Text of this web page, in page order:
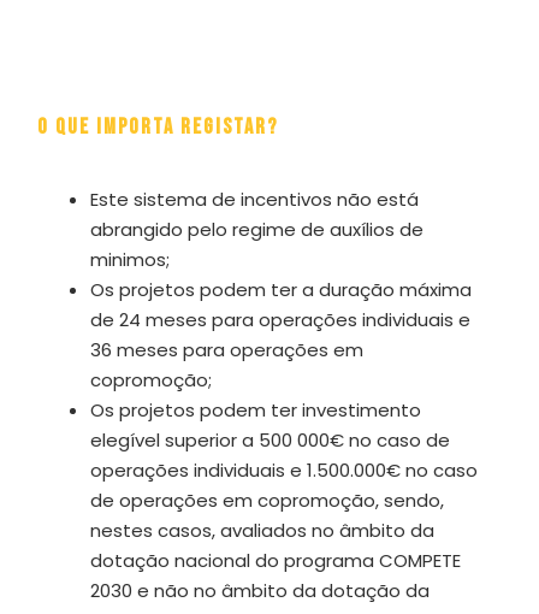
O que importa registar?
Este sistema de incentivos não está
abrangido pelo regime de auxílios de
minimos;
Os projetos podem ter a duração máxima
de 24 meses para operações individuais e
36 meses para operações em
copromoção;
Os projetos podem ter investimento
elegível superior a 500 000€ no caso de
operações individuais e 1.500.000€ no caso
de operações em copromoção, sendo,
nestes casos, avaliados no âmbito da
dotação nacional do programa COMPETE
2030 e não no âmbito da dotação da